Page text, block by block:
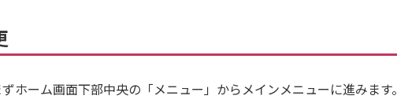
ホーム画面下部中央の「メニュー」からメインメニューに進みます。